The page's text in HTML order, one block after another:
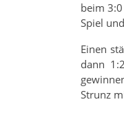
beim
Spiel
Einen
dann
Strunz